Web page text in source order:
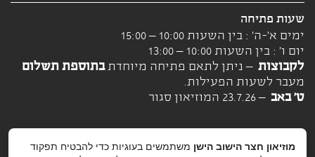
שעות פתיחה
ימים א'-ה' : בין השעות 10:00 – 15:00
יום ו' : בין השעות 10:00 – 13:00
לקבוצות – ניתן לתאם פתיחה מיוחדתבתוספת תשלום
מעבר לשעות הפעילות.
ט' באב– 23.7.26 המוזיאון סגור
מוזיאון חצר הישוב הישן משתמשים בעוגיות כדי להבטיח תפקוד